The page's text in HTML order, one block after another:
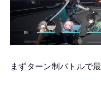
まずターン制バトルで